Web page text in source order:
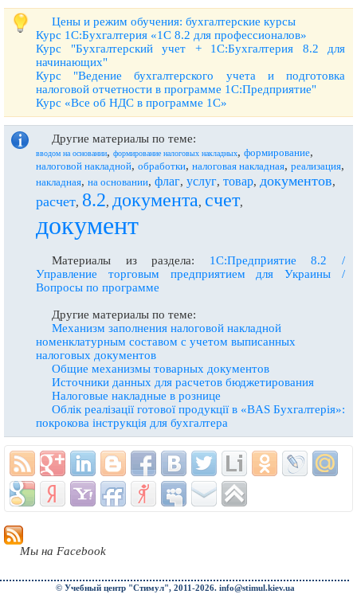
Цены и режим обучения: бухгалтерские курсы
Курс 1С:Бухгалтерия «1С 8.2 для профессионалов»
Курс "Бухгалтерский учет + 1С:Бухгалтерия 8.2 для
начинающих"
Курс "Ведение бухгалтерского учета и подготовка
налоговой отчетности в программе 1С:Предприятие"
Курс «Все об НДС в программе 1С»
Другие материалы по теме:
вводом на основании, формирование налоговых накладных, формирование,
налоговой накладной, обработки, налоговая накладная, реализация,
накладная, на основании, флаг, услуг, товар, документов,
расчет, 8.2, документа, счет,
документ
Материалы из раздела: 1С:Предприятие 8.2 /
Управление торговым предприятием для Украины /
Вопросы по программе
Другие материалы по теме:
Механизм заполнения налоговой накладной
номенклатурным составом с учетом выписанных
налоговых документов
Общие механизмы товарных документов
Источники данных для расчетов бюджетирования
Налоговые накладные в рознице
Облiк реалiзацiї готової продукцiї в «BAS Бухгалтерiя»:
покрокова iнструкцiя для бухгалтера
Мы на Facebook
© Учебный центр "Стимул", 2011-2026. info@stimul.kiev.ua